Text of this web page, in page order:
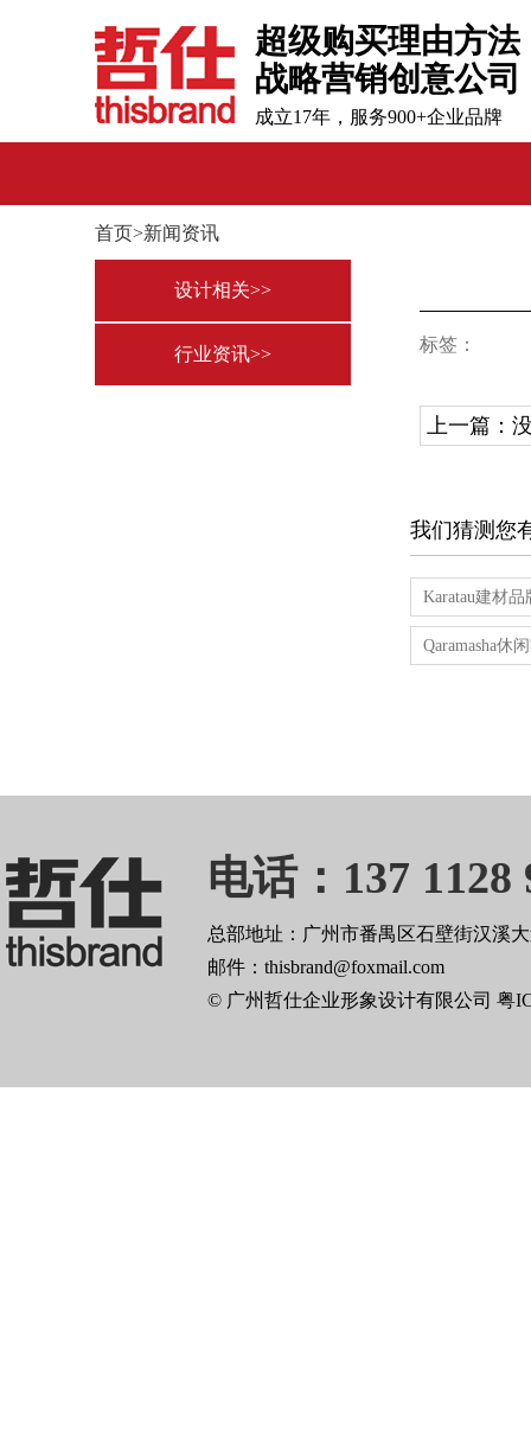
超级购买理由方法
战略营销创意公司
成立17年，服务900+企业品牌
标签：
上一篇：
我们猜测您
Karatau建材
Qaramasha休
首页>新闻资讯
设计相关>>
行业资讯>>
电话：137 1128
总部地址：广州市番禺区石壁街汉溪
邮件：thisbrand@foxmail.com
© 广州哲仕企业形象设计有限公司 粤